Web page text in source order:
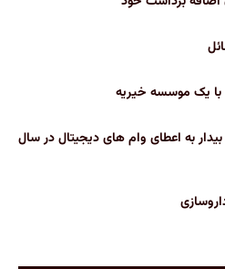
با یک موسسه خیریه
به اعطای وام های دیجیتال در سال